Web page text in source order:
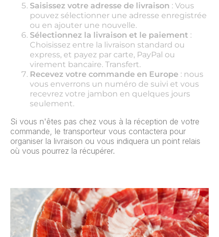
Saisissez votre adresse de livraison : Vous
pouvez sélectionner une adresse enregistrée
ou en ajouter une nouvelle.
Sélectionnez la livraison et le paiement :
Choisissez entre la livraison standard ou
express, et payez par carte, PayPal ou
virement bancaire. Transfert.
Recevez votre commande en Europe : nous
vous enverrons un numéro de suivi et vous
recevrez votre jambon en quelques jours
seulement.
Si vous n'êtes pas chez vous à la réception de votre
commande, le transporteur vous contactera pour
organiser la livraison ou vous indiquera un point relais
où vous pourrez la récupérer.